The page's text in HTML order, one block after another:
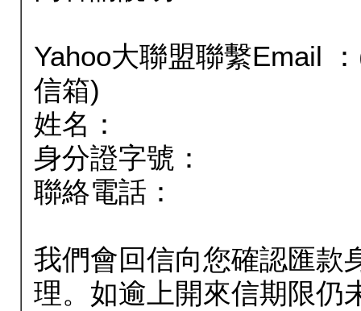
Yahoo大聯盟聯繫Email
信箱)
姓名：
身分證字號：
聯絡電話：
我們會回信向您確認匯款
理。如逾上開來信期限仍